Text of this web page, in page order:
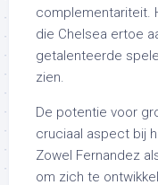
complementariteit.
die Chelsea ertoe
getalenteerde
zien.
De potentie voor
cruciaal aspect bij
Zowel Fernandez
om zich te